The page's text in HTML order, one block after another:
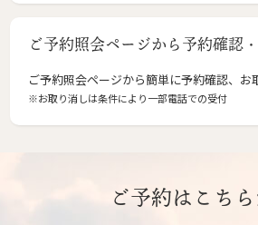
ご予約照会ページから予約確認
ご予約照会ページから簡単に予約確認、お
※お取り消しは条件により一部電話での受付
ご予約はこち